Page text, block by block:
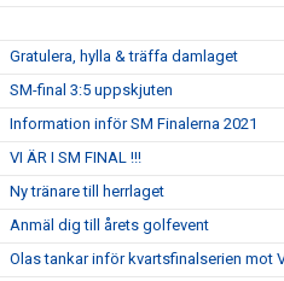
Gratulera, hylla & träffa damlaget
SM-final 3:5 uppskjuten
Information inför SM Finalerna 2021
VI ÄR I SM FINAL !!!
Ny tränare till herrlaget
Anmäl dig till årets golfevent
Olas tankar inför kvartsfinalserien mot